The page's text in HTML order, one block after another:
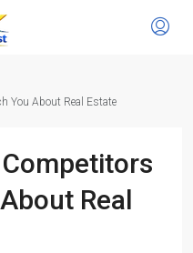
You About Real Estate
Real